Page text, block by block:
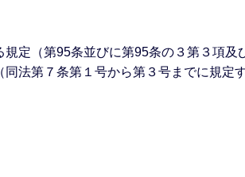
定（第95条並びに第95条の３第３項
法第７条第１号から第３号までに規定